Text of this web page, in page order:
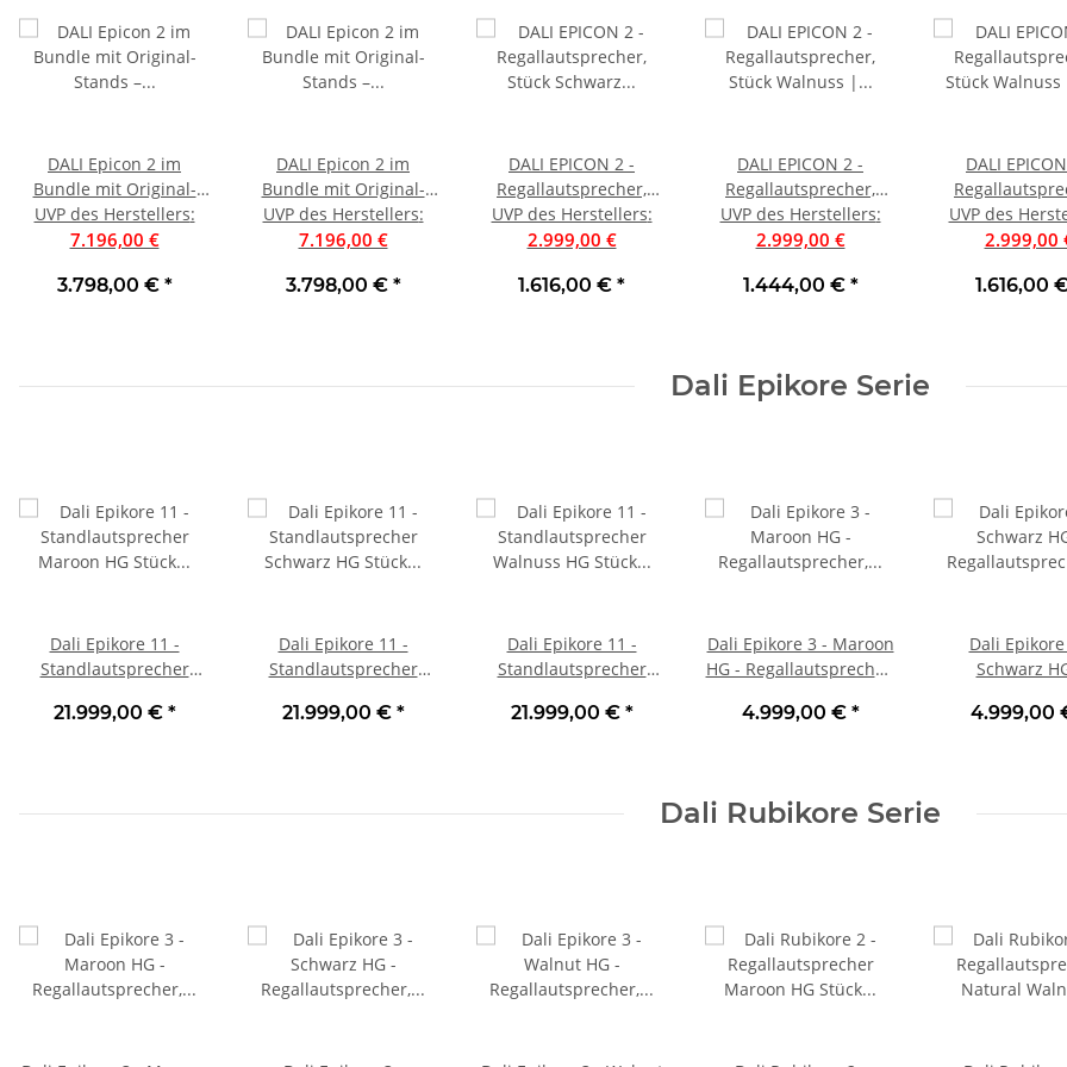
DALI Epicon 2 im
Bundle mit Original-
Stands – jetzt zum
Sonderpreis ++ Farbe
7196 € ++
UVP des Herstellers:
7.196,00 €
3.798,00 € *
DALI Epicon 2 im
Bundle mit Original-
Stands – jetzt zum
Sonderpreis ++ Farbe
++
UVP des Herstellers:
7.196,00 €
3.798,00 € *
DALI EPICON 2 -
Regallautsprecher,
Stück Schwarz Matt |
Neu
UVP des Herstellers:
2.999,00 €
1.616,00 € *
DALI EPICON 2 -
Regallautsprecher,
Stück Walnuss |
Auspackware, wie neu
UVP des Herstellers:
2.999,00 €
1.444,00 € *
DALI
Stück
UVP des
2.999,00
1.616,00
Dali Epikore Serie
Dali Epikore 11 -
Standlautsprecher
21.999,00 € *
Dali Epikore 11 -
Standlautsprecher
Neu
21.999,00 € *
Dali Epikore 11 -
Standlautsprecher
Neu
21.999,00 € *
Dali Epikore 3 - Maroon
HG - Regallautsprecher,
4.999,00 € *
Dali
Schwarz
Stück |
4.999,00
Dali Rubikore Serie